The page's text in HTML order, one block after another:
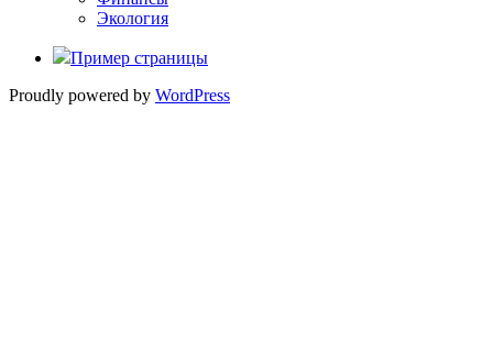
Экология
Пример страницы
Proudly powered by WordPress